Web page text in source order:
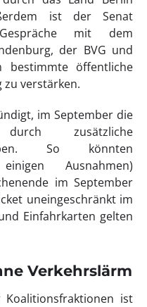
ist der Senat
mit dem
der BVG und
öffentliche
zu verstärken.
im September die
durch zusätzliche
So könnten
Ausnahmen)
im September
uneingeschränkt im
Einfahrkarten gelten
Verkehrslärm
ist